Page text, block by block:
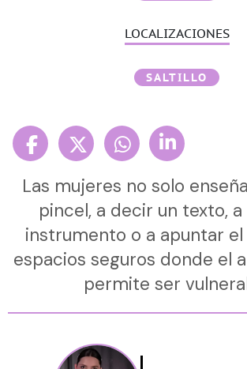
LOCALIZACIONES
SALTILLO
Las mujeres no solo
pincel, a decir un texto,
instrumento o a apuntar
espacios seguros donde el
permite ser